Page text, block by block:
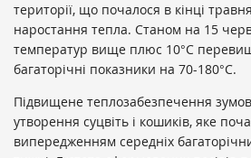
території, що почалося в кінці
наростання тепла. Станом на 15
температур вище плюс 10°С
багаторічні показники на 70-180°С.
Підвищене теплозабезпечення
утворення суцвіть і кошиків, яке
випередженням середніх